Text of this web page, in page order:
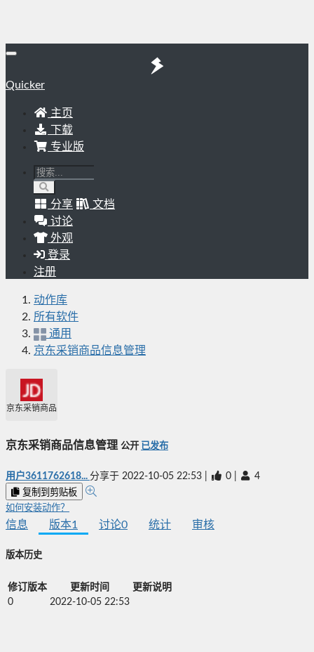
Quicker
主页
下载
专业版
分享
文档
讨论
外观
登录
注册
动作库
所有软件
通用
京东采销商品信息管理
京东采销商品信息管理
京东采销商品信息管理 公开 已发布
用户3611762618... 分享于 2022-10-05 22:53 0 4
复制到剪贴板
如何安装动作？
信息 版本1 讨论0 统计 审核
版本历史
修订版本 更新时间
更新说明
0
2022-10-05 22:53